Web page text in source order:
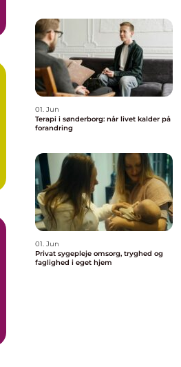
01. Jun
Terapi i sønderborg: når livet kalder på
forandring
01. Jun
Privat sygepleje omsorg, tryghed og
faglighed i eget hjem